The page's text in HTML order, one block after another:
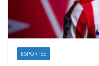
ESPORTES